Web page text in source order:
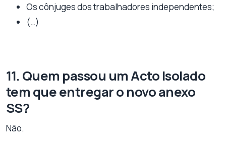
Os cônjuges dos trabalhadores independentes;
(…)
11. Quem passou um Acto Isolado
tem que entregar o novo anexo
SS?
Não.